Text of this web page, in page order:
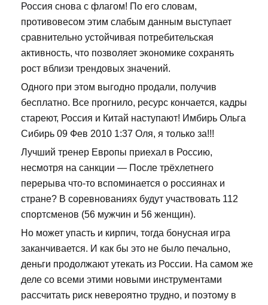
Россия снова с флагом! По его словам,
противовесом этим слабым данным выступает
сравнительно устойчивая потребительская
активность, что позволяет экономике сохранять
рост вблизи трендовых значений.
Одного при этом выгодно продали, получив
бесплатно. Все прогнило, ресурс кончается, кадры
стареют, Россия и Китай наступают! Имбирь Ольга
Сибирь 09 Фев 2010 1:37 Оля, я только за!!!
Лучший тренер Европы приехал в Россию,
несмотря на санкции — После трёхлетнего
перерыва что-то вспоминается о россиянах и
стране? В соревнованиях будут участвовать 112
спортсменов (56 мужчин и 56 женщин).
Но может упасть и кирпич, тогда бонусная игра
заканчивается. И как бы это не было печально,
деньги продолжают утекать из России. На самом же
деле со всеми этими новыми инструментами
рассчитать риск невероятно трудно, и поэтому в